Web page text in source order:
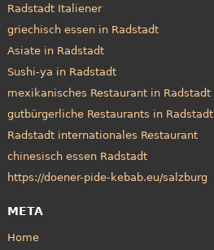
Radstadt Italiener
griechisch essen in Radstadt
Asiate in Radstadt
Sushi-ya in Radstadt
mexikanisches Restaurant in Radstadt
gutbürgerliche Restaurants in Radstadt
Radstadt internationales Restaurant
chinesisch essen Radstadt
https://doener-pide-kebab.eu/salzburg
META
Home